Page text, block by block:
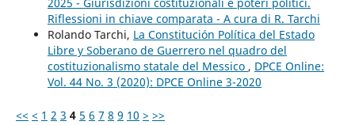
Riflessioni in chiave comparata - A cura di R. Tarchi
Rolando Tarchi, La Constitución Política del Estado
Libre y Soberano de Guerrero nel quadro del
costituzionalismo statale del Messico , DPCE Online:
Vol. 44 No. 3 (2020): DPCE Online 3-2020
<< < 1 2 3 4 5 6 7 8 9 10 > >>